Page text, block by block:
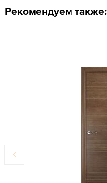
Рекомендуем также: